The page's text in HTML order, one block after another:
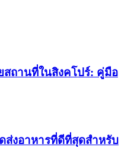
สถานที่ในสิงคโปร์: คู่มือ
ส่งอาหารที่ดีที่สุดสำหรับ